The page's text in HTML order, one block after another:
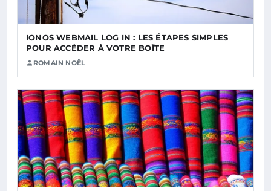
IONOS WEBMAIL LOG IN : LES ÉTAPES SIMPLES
POUR ACCÉDER À VOTRE BOÎTE
ROMAIN NOËL